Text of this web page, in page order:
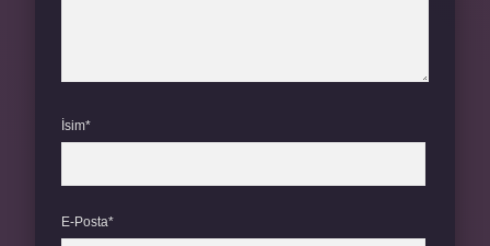
İsim*
E-Posta*